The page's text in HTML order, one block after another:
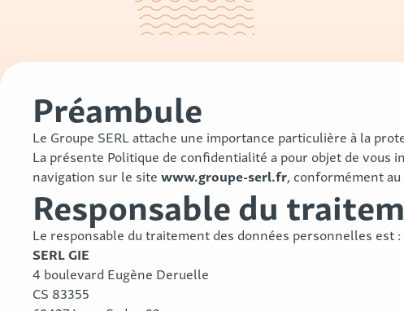
Préambule
Le Groupe SERL attache une importance particulière à la
La présente Politique de confidentialité a pour objet de
navigation sur le site www.groupe-serl.fr, conformément
Responsable du
Le responsable du traitement des données personnelles est :
SERL GIE
4 boulevard Eugène Deruelle
CS 83355